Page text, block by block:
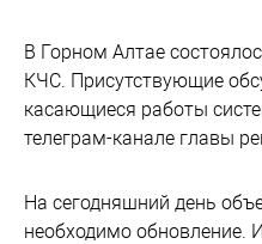
В Горном Алтае
КЧС. Присутствующие
касающиеся работы
телеграм-канале главы
На сегодняшний день
необходимо обновление.